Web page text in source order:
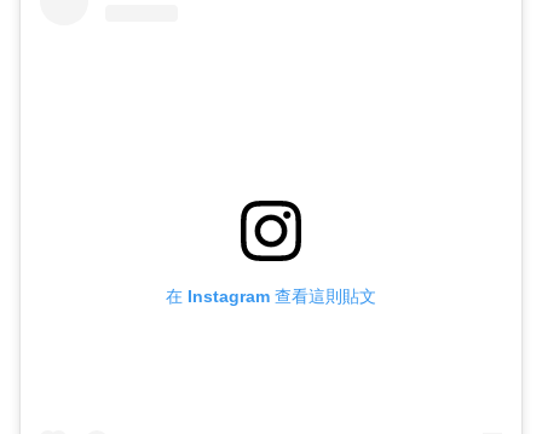
在 Instagram 查看這則貼文